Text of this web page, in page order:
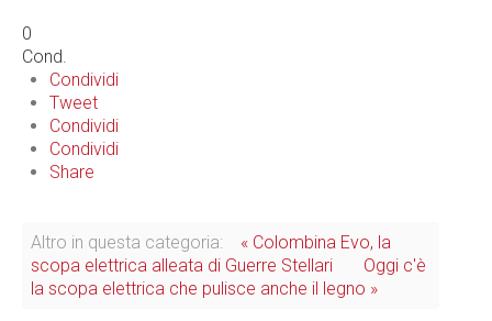
0
Cond.
Condividi
Tweet
Condividi
Condividi
Share
Altro in questa categoria:
« Colombina Evo, la
scopa elettrica alleata di Guerre Stellari
Oggi c'è
la scopa elettrica che pulisce anche il legno »